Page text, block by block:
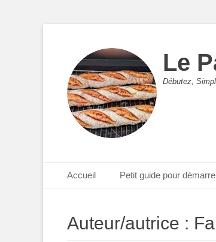
Le
Débutez,
Menu principal
Accueil Petit guide pour
Auteur/autrice :